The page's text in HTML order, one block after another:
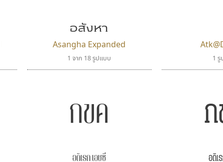
อสังหา
Asangha Expanded
1 จาก 18 รูปแบบ 1
กขค
อดิเรก เอชซี อดิ